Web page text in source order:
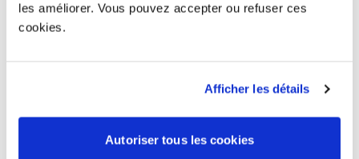
les améliorer. Vous pouvez accepter ou refuser ces
cookies.
Afficher les détails
Autoriser tous les cookies
71240
Montceau-les-Mines